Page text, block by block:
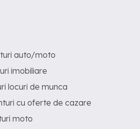
auto/moto
imobiliare
locuri de munca
cu oferte de cazare
moto